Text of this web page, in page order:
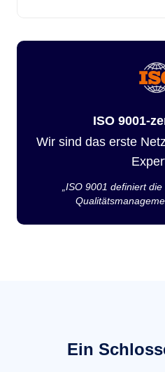
ISO 9001-
Wir sind das erste
„ISO 9001 definiert
Ein